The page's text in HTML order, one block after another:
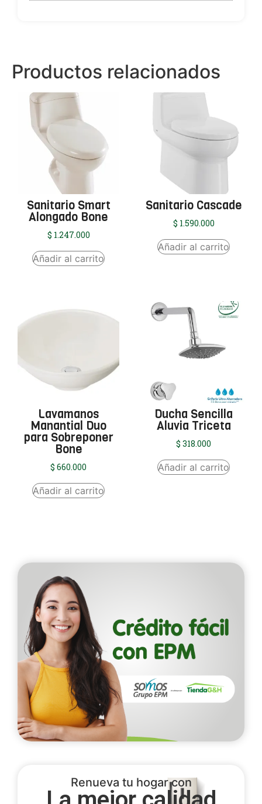
Productos relacionados
Sanitario Smart
Alongado Bone
$ 1.247.000
Añadir al carrito
Sanitario Cascade
$ 1.590.000
Añadir al carrito
Lavamanos
Manantial Duo
para Sobreponer
Bone
$ 660.000
Añadir al carrito
Ducha Sencilla
Aluvia Triceta
$ 318.000
Añadir al carrito
Renueva tu hogar con